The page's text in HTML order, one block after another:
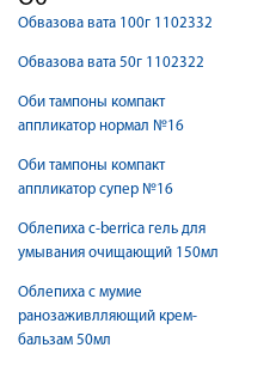
Обвазова вата 100г 1102332
Обвазова вата 50г 1102322
Оби тампоны компакт
аппликатор нормал №16
Оби тампоны компакт
аппликатор супер №16
Облепиха c-berrica гель для
умывания очищающий 150мл
Облепиха с мумие
ранозаживлляющий крем-
бальзам 50мл